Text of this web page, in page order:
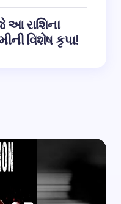
રાશિના
વિશેષ કૃપા!